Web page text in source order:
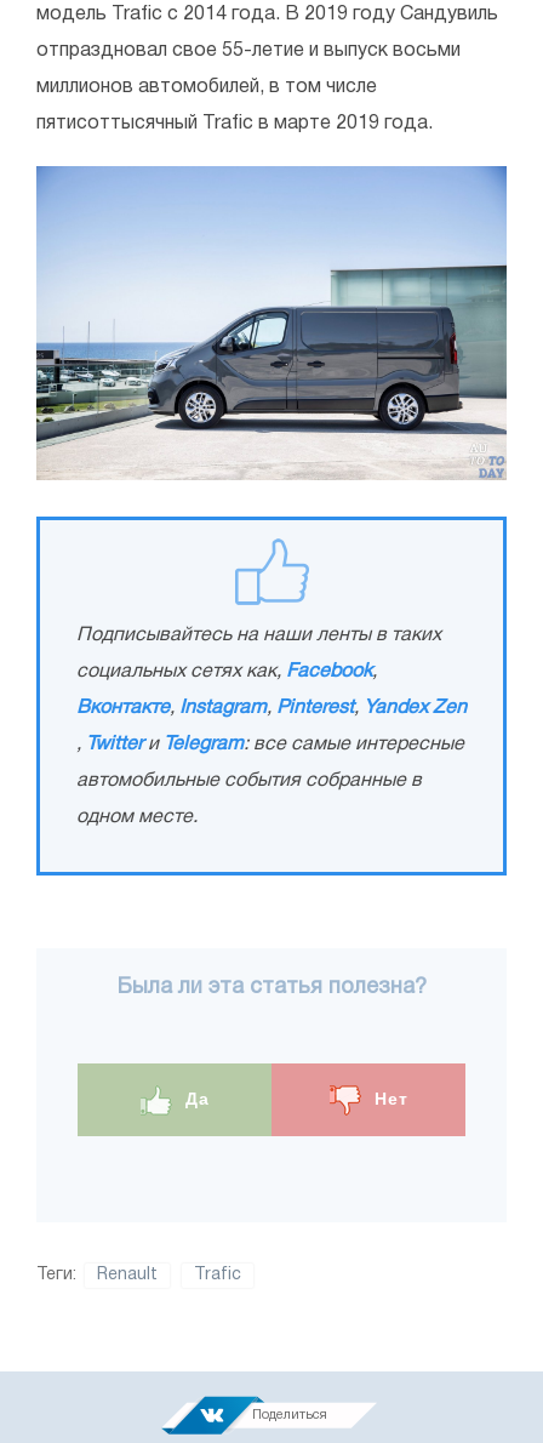
модель Trafic с 2014 года. В 2019 году Сандувиль
отпраздновал свое 55-летие и выпуск восьми
миллионов автомобилей, в том числе
пятисоттысячный Trafic в марте 2019 года.
Подписывайтесь на наши ленты в таких
социальных сетях как, Facebook,
Вконтакте, Instagram, Pinterest, Yandex Zen
, Twitterи Telegram: все самые интересные
автомобильные события собранные в
одном месте.
Была ли эта статья полезна?
Да Нет
Теги: Renault Trafic
Поделиться